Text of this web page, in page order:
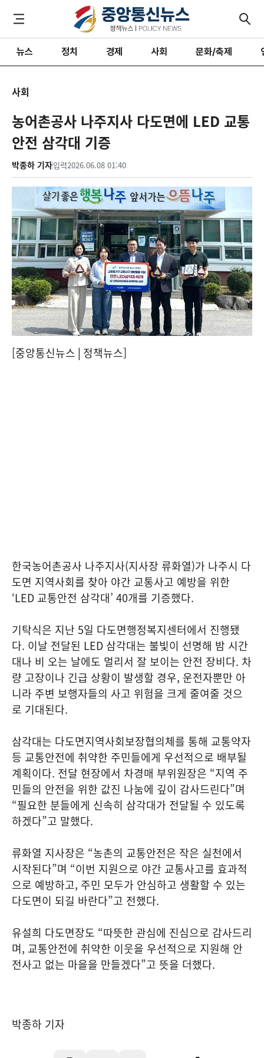
뉴스 정치 경제 사회 문화/축제
사회
농어촌공사 나주지사 다도면에 LED 교통
안전 삼각대 기증
박종하 기자입력2026.06.08 01:40
[중앙통신뉴스│정책뉴스]
한국농어촌공사 나주지사(지사장 류화열)가 나주시 다
도면 지역사회를 찾아 야간 교통사고 예방을 위한
‘LED 교통안전 삼각대’ 40개를 기증했다.
기탁식은 지난 5일 다도면행정복지센터에서 진행됐
다. 이날 전달된 LED 삼각대는 불빛이 선명해 밤 시간
대나 비 오는 날에도 멀리서 잘 보이는 안전 장비다. 차
량 고장이나 긴급 상황이 발생할 경우, 운전자뿐만 아
니라 주변 보행자들의 사고 위험을 크게 줄여줄 것으
로 기대된다.
삼각대는 다도면지역사회보장협의체를 통해 교통약자
등 교통안전에 취약한 주민들에게 우선적으로 배부될
계획이다. 전달 현장에서 차경매 부위원장은 “지역 주
민들의 안전을 위한 값진 나눔에 깊이 감사드린다”며
“필요한 분들에게 신속히 삼각대가 전달될 수 있도록
하겠다”고 말했다.
류화열 지사장은 “농촌의 교통안전은 작은 실천에서
시작된다”며 “이번 지원으로 야간 교통사고를 효과적
으로 예방하고, 주민 모두가 안심하고 생활할 수 있는
다도면이 되길 바란다”고 전했다.
유설희 다도면장도 “따뜻한 관심에 진심으로 감사드리
며, 교통안전에 취약한 이웃을 우선적으로 지원해 안
전사고 없는 마을을 만들겠다”고 뜻을 더했다.
박종하 기자